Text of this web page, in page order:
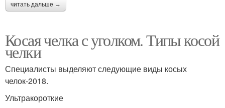
читать дальше →
Косая челка с уголком. Типы косой
челки
Специалисты выделяют следующие виды косых
челок-2018.
Ультракороткие